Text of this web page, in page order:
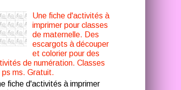
Une fiche d'activités à
imprimer pour classes
de maternelle. Des
escargots à découper
et colorier pour des
de numération. Classes
ps ms. Gratuit.
fiche d'activités à imprimer